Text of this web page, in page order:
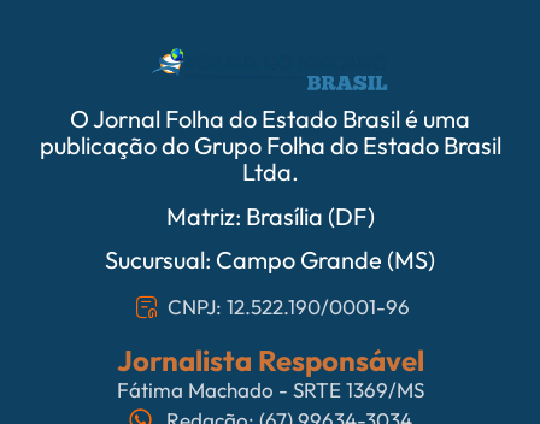
O Jornal Folha do Estado Brasil é uma
publicação do Grupo Folha do Estado Brasil
Ltda.
Matriz: Brasília (DF)
Sucursual: Campo Grande (MS)
CNPJ: 12.522.190/0001-96
Jornalista Responsável
Fátima Machado - SRTE 1369/MS